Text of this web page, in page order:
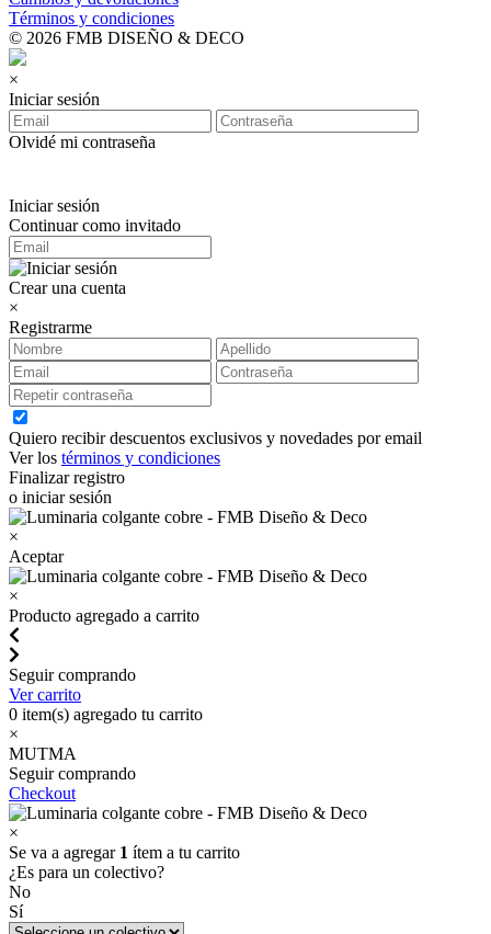
Términos y condiciones
© 2026 FMB DISEÑO & DECO
×
Iniciar sesión
Olvidé mi contraseña
Iniciar sesión
Continuar como invitado
Crear una cuenta
×
Registrarme
Quiero recibir descuentos exclusivos y novedades por email
Ver los términos y condiciones
Finalizar registro
o iniciar sesión
×
Aceptar
×
Producto agregado a carrito
Seguir comprando
Ver carrito
0 item(s) agregado tu carrito
×
MUTMA
Seguir comprando
Checkout
×
Se va a agregar 1 ítem a tu carrito
¿Es para un colectivo?
No
Sí